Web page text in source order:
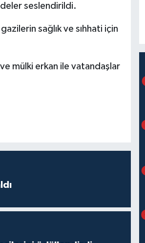
seslendirildi.
sağlık ve sıhhati için
mülki erkan ile vatandaşlar